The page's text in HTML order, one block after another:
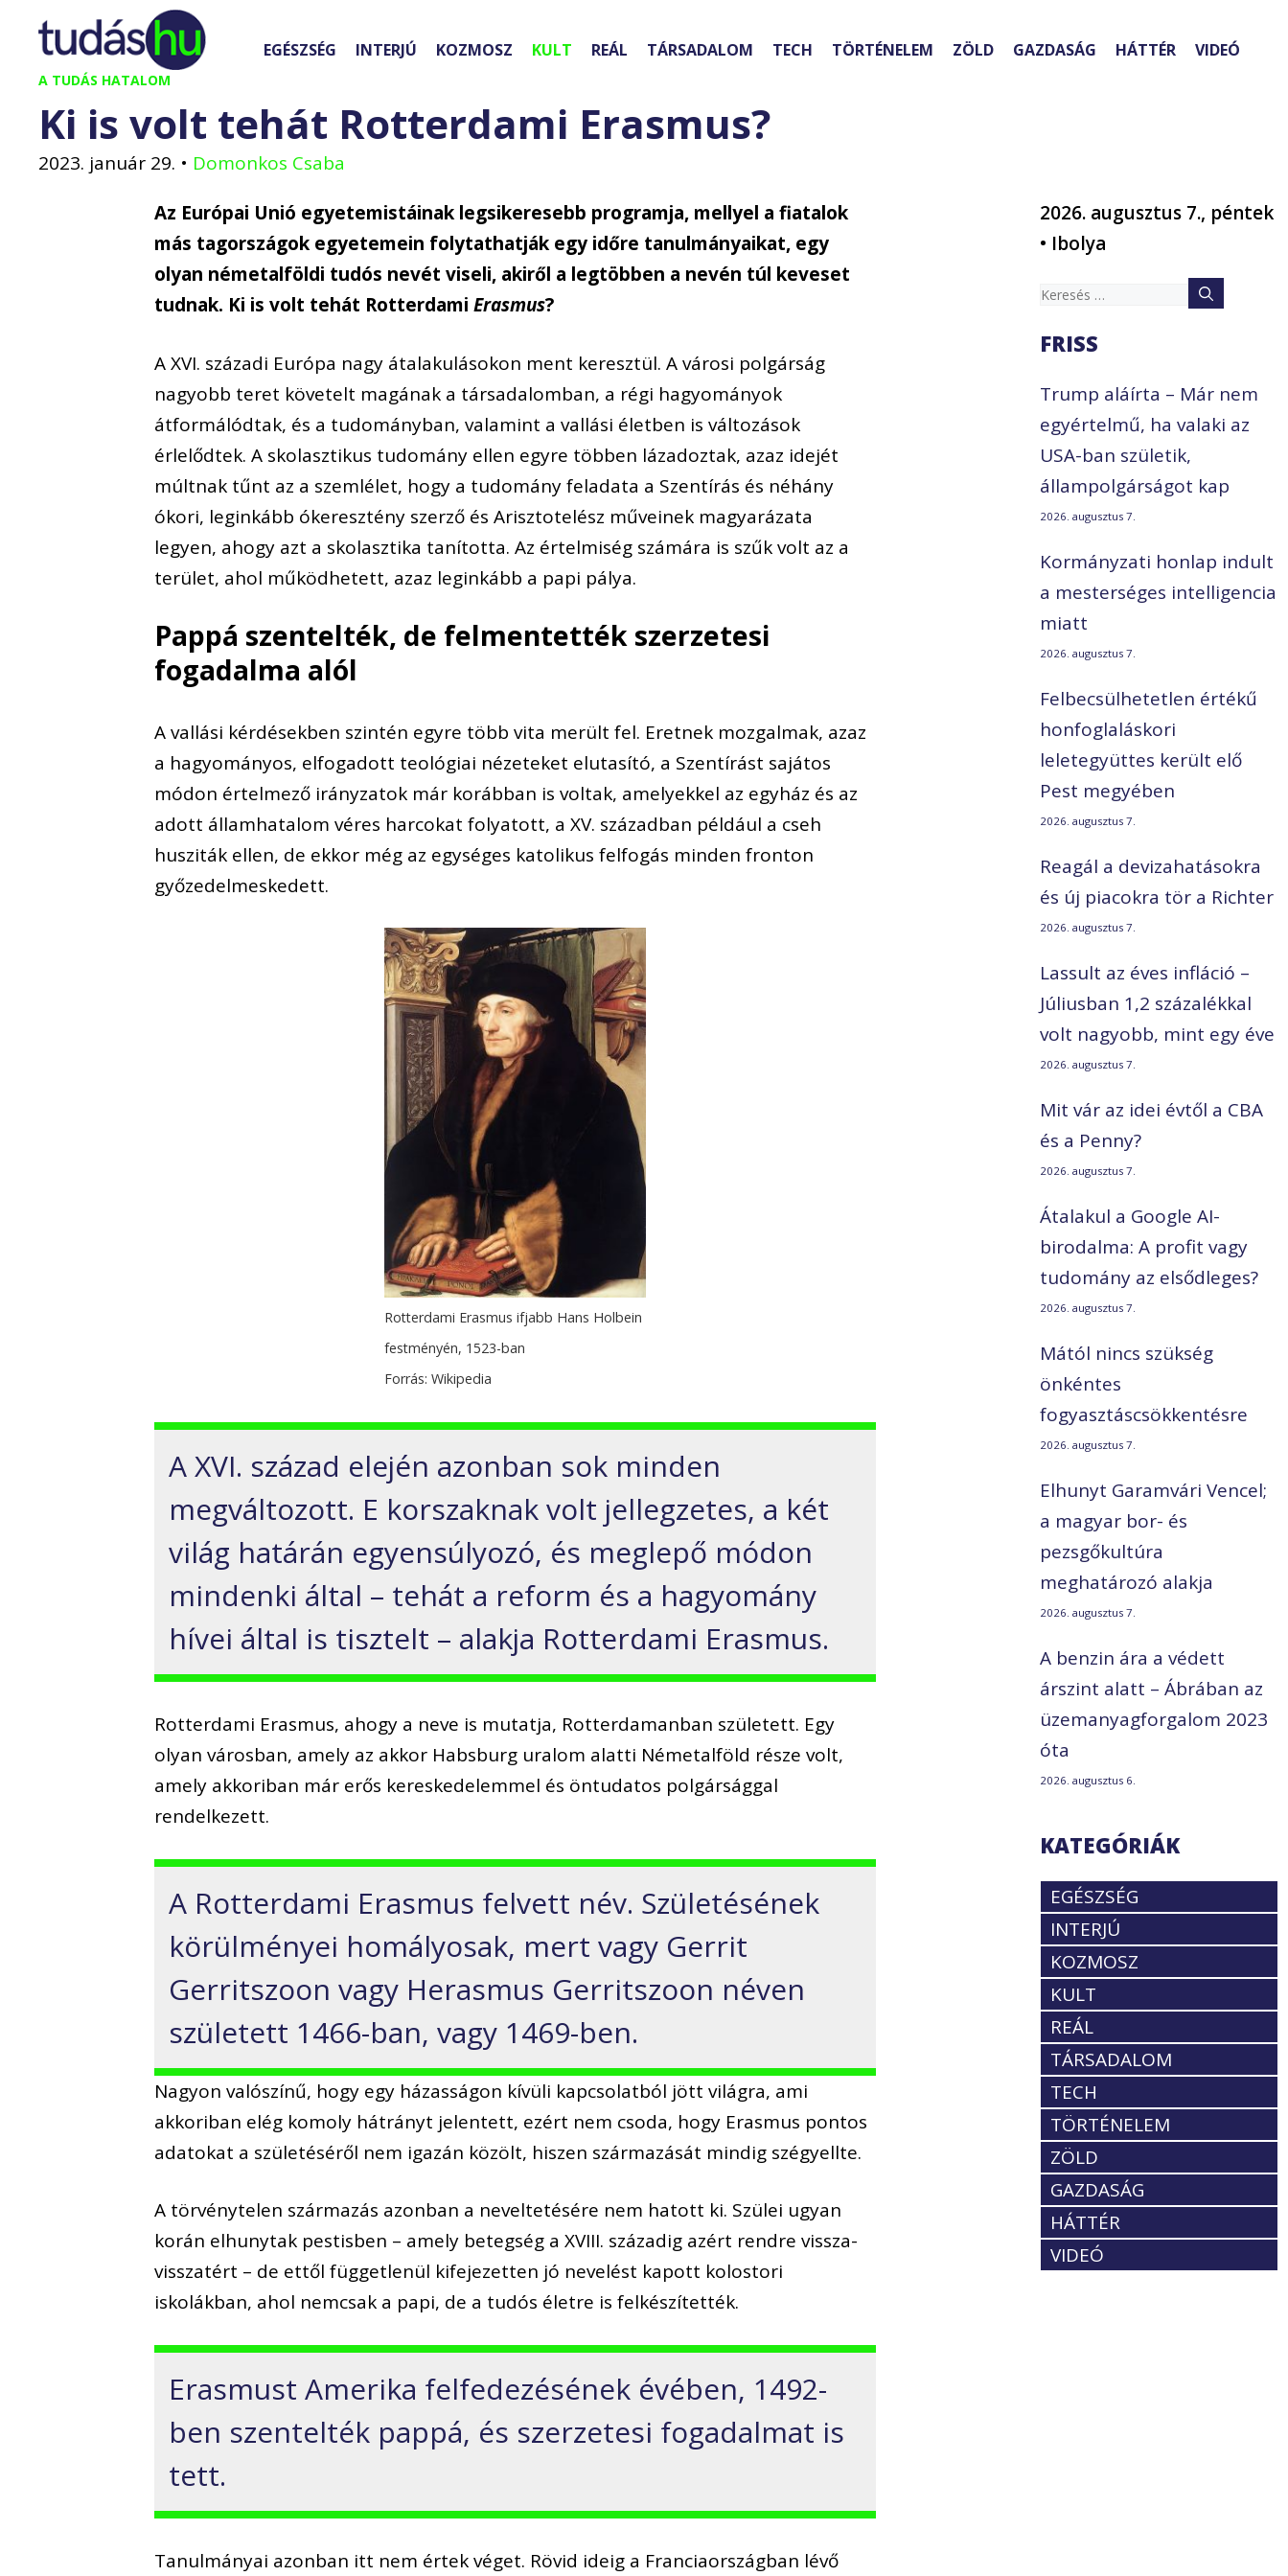
Kilépés
tartalomba
A TUDÁS HATALOM
EGÉSZSÉG INTERJÚ KOZMOSZ KULT REÁL TÁRSADALOM TECH TÖRTÉNELEM ZÖLD GAZDASÁG HÁTTÉR VIDEÓ
Ki is volt tehát Rotterdami Erasmus?
2023. január 29. • Domonkos Csaba
Az Európai Unió egyetemistáinak legsikeresebb programja, mellyel a fiatalok
más tagországok egyetemein folytathatják egy időre tanulmányaikat, egy
olyan németalföldi tudós nevét viseli, akiről a legtöbben a nevén túl keveset
tudnak. Ki is volt tehát RotterdamiErasmus?
A XVI. századi Európa nagy átalakulásokon ment keresztül. A városi polgárság
nagyobb teret követelt magának a társadalomban, a régi hagyományok
átformálódtak, és a tudományban, valamint a vallási életben is változások
érlelődtek. A skolasztikus tudomány ellen egyre többen lázadoztak, azaz idejét
múltnak tűnt az a szemlélet, hogy a tudomány feladata a Szentírás és néhány
ókori, leginkább ókeresztény szerző és Arisztotelész műveinek magyarázata
legyen, ahogy azt a skolasztika tanította. Az értelmiség számára is szűk volt az a
terület, ahol működhetett, azaz leginkább a papi pálya.
Pappá szentelték, de felmentették szerzetesi
fogadalma alól
A vallási kérdésekben szintén egyre több vita merült fel. Eretnek mozgalmak, azaz
a hagyományos, elfogadott teológiai nézeteket elutasító, a Szentírást sajátos
módon értelmező irányzatok már korábban is voltak, amelyekkel az egyház és az
adott államhatalom véres harcokat folyatott, a XV. században például a cseh
husziták ellen, de ekkor még az egységes katolikus felfogás minden fronton
győzedelmeskedett.
Rotterdami Erasmus ifjabb Hans Holbein
festményén, 1523-ban
Forrás: Wikipedia
A XVI. század elején azonban sok minden
megváltozott. E korszaknak volt jellegzetes, a két
világ határán egyensúlyozó, és meglepő módon
mindenki által – tehát a reform és a hagyomány
hívei által is tisztelt – alakja Rotterdami Erasmus.
Rotterdami Erasmus, ahogy a neve is mutatja, Rotterdamanban született. Egy
olyan városban, amely az akkor Habsburg uralom alatti Németalföld része volt,
amely akkoriban már erős kereskedelemmel és öntudatos polgársággal
rendelkezett.
A Rotterdami Erasmus felvett név. Születésének
körülményei homályosak, mert vagy Gerrit
Gerritszoon vagy Herasmus Gerritszoon néven
született 1466-ban, vagy 1469-ben.
Nagyon valószínű, hogy egy házasságon kívüli kapcsolatból jött világra, ami
akkoriban elég komoly hátrányt jelentett, ezért nem csoda, hogy Erasmus pontos
adatokat a születéséről nem igazán közölt, hiszen származását mindig szégyellte.
A törvénytelen származás azonban a neveltetésére nem hatott ki. Szülei ugyan
korán elhunytak pestisben – amely betegség a XVIII. századig azért rendre vissza-
visszatért – de ettől függetlenül kifejezetten jó nevelést kapott kolostori
iskolákban, ahol nemcsak a papi, de a tudós életre is felkészítették.
Erasmust Amerika felfedezésének évében, 1492-
ben szentelték pappá, és szerzetesi fogadalmat is
tett.
Tanulmányai azonban itt nem értek véget. Rövid ideig a Franciaországban lévő
2026. augusztus 7., péntek
• Ibolya
Keresés:
FRISS
Trump aláírta – Már nem
egyértelmű, ha valaki az
USA-ban születik,
állampolgárságot kap
2026. augusztus 7.
Kormányzati honlap indult
a mesterséges intelligencia
miatt
2026. augusztus 7.
Felbecsülhetetlen értékű
honfoglaláskori
leletegyüttes került elő
Pest megyében
2026. augusztus 7.
Reagál a devizahatásokra
és új piacokra tör a Richter
2026. augusztus 7.
Lassult az éves infláció –
Júliusban 1,2 százalékkal
volt nagyobb, mint egy éve
2026. augusztus 7.
Mit vár az idei évtől a CBA
és a Penny?
2026. augusztus 7.
Átalakul a Google AI-
birodalma: A profit vagy
tudomány az elsődleges?
2026. augusztus 7.
Mától nincs szükség
önkéntes
fogyasztáscsökkentésre
2026. augusztus 7.
Elhunyt Garamvári Vencel;
a magyar bor- és
pezsgőkultúra
meghatározó alakja
2026. augusztus 7.
A benzin ára a védett
árszint alatt – Ábrában az
üzemanyagforgalom 2023
óta
2026. augusztus 6.
KATEGÓRIÁK
EGÉSZSÉG
INTERJÚ
KOZMOSZ
KULT
REÁL
TÁRSADALOM
TECH
TÖRTÉNELEM
ZÖLD
GAZDASÁG
HÁTTÉR
VIDEÓ